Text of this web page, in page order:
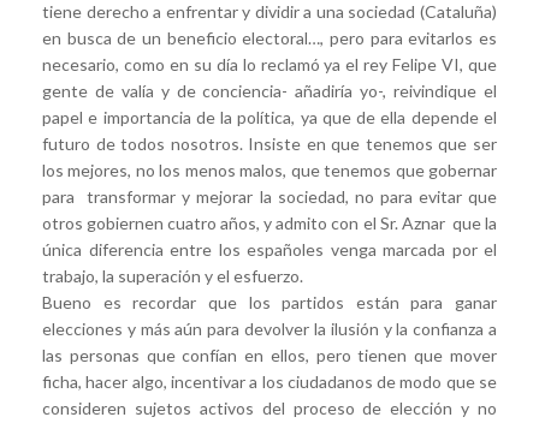
tiene derecho a enfrentar y dividir a una sociedad (Cataluña)
en busca de un beneficio electoral…, pero para evitarlos es
necesario, como en su día lo reclamó ya el rey Felipe VI, que
gente de valía y de conciencia- añadiría yo-, reivindique el
papel e importancia de la política, ya que de ella depende el
futuro de todos nosotros. Insiste en que tenemos que ser
los mejores, no los menos malos, que tenemos que gobernar
para transformar y mejorar la sociedad, no para evitar que
otros gobiernen cuatro años, y admito con el Sr. Aznar que la
única diferencia entre los españoles venga marcada por el
trabajo, la superación y el esfuerzo.
Bueno es recordar que los partidos están para ganar
elecciones y más aún para devolver la ilusión y la confianza a
las personas que confían en ellos, pero tienen que mover
ficha, hacer algo, incentivar a los ciudadanos de modo que se
consideren sujetos activos del proceso de elección y no